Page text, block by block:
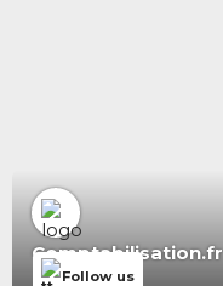
Comptabilisation.fr
Follow us